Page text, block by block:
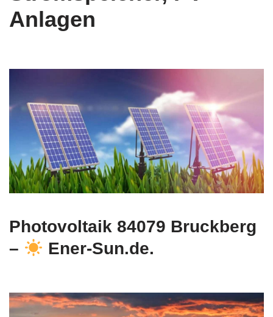
Anlagen
Photovoltaik 84079 Bruckberg
–
Ener-Sun.de.